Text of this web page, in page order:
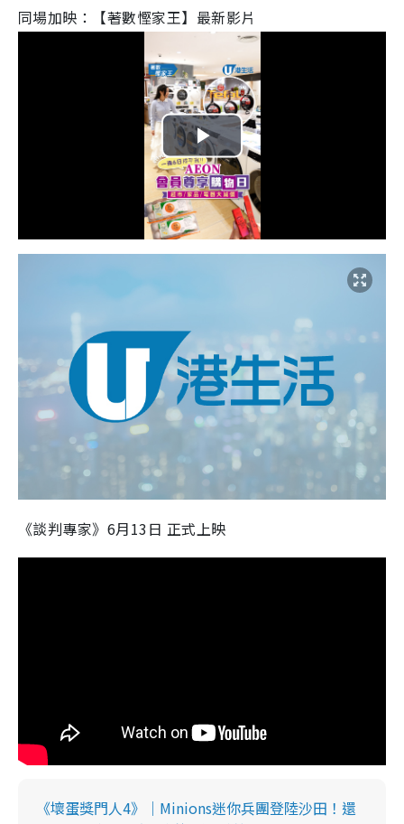
同場加映：【著數慳家王】最新影片
P
l
a
i
d
e
o
《談判專家》6月13日 正式上映
《壞蛋獎門人4》｜Minions迷你兵團登陸沙田！還